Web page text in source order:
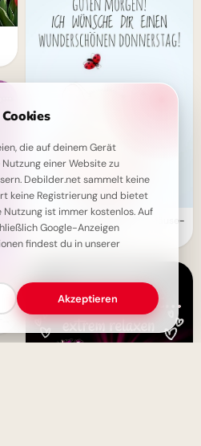
Donnerstag-Gruß: Süßer Mäuse-
Gruß für WhatsApp
die auf deinem Gerät
einer Website zu
Debilder.net sammelt keine
keine Registrierung und bietet
ist immer kostenlos. Auf
Google-Anzeigen
findest du in unserer
Akzeptieren